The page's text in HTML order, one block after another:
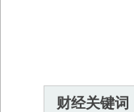
财经关键词